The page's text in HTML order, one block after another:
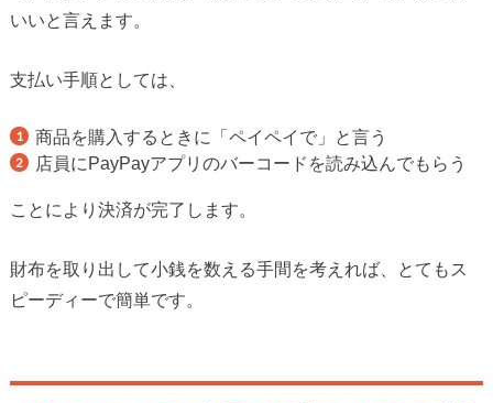
いいと言えます。
支払い手順としては、
商品を購入するときに「ペイペイで」と言う
店員にPayPayアプリのバーコードを読み込んでもらう
ことにより決済が完了します。
財布を取り出して小銭を数える手間を考えれば、とてもス
ピーディーで簡単です。